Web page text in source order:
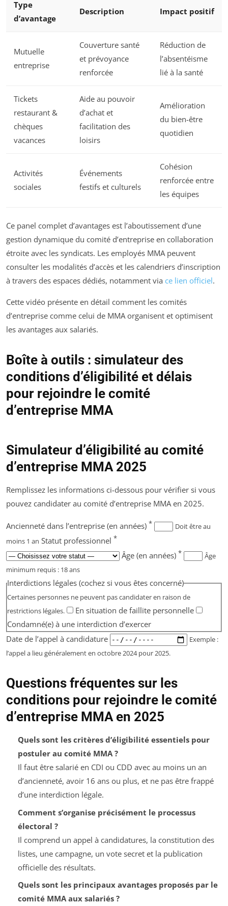
Type
d’avantage
Description Impact positif
Mutuelle
entreprise
Couverture santé
et prévoyance
renforcée
Réduction de
l’absentéisme
lié à la santé
Tickets
restaurant &
chèques
vacances
Aide au pouvoir
d’achat et
facilitation des
loisirs
Amélioration
du bien-être
quotidien
Activités
sociales
Événements
festifs et culturels
Cohésion
renforcée entre
les équipes
Ce panel complet d’avantages est l’aboutissement d’une
gestion dynamique du comité d’entreprise en collaboration
étroite avec les syndicats. Les employés MMA peuvent
consulter les modalités d’accès et les calendriers d’inscription
à travers des espaces dédiés, notamment via ce lien officiel.
Cette vidéo présente en détail comment les comités
d’entreprise comme celui de MMA organisent et optimisent
les avantages aux salariés.
Boîte à outils : simulateur des
conditions d’éligibilité et délais
pour rejoindre le comité
d’entreprise MMA
Simulateur d’éligibilité au comité
d’entreprise MMA 2025
Remplissez les informations ci-dessous pour vérifier si vous
pouvez candidater au comité d’entreprise MMA en 2025.
Ancienneté dans l’entreprise (en années) *
Doit être au
moins 1 an Statut professionnel *
Âge (en années) *
Âge
minimum requis : 18 ans
Interdictions légales (cochez si vous êtes concerné)
Certaines personnes ne peuvent pas candidater en raison de
restrictions légales.
En situation de faillite personnelle
Condamné(e) à une interdiction d’exercer
Date de l’appel à candidature
Exemple :
l’appel a lieu généralement en octobre 2024 pour 2025.
Questions fréquentes sur les
conditions pour rejoindre le comité
d’entreprise MMA en 2025
Quels sont les critères d’éligibilité essentiels pour
postuler au comité MMA ?
Il faut être salarié en CDI ou CDD avec au moins un an
d’ancienneté, avoir 16 ans ou plus, et ne pas être frappé
d’une interdiction légale.
Comment s’organise précisément le processus
électoral ?
Il comprend un appel à candidatures, la constitution des
listes, une campagne, un vote secret et la publication
officielle des résultats.
Quels sont les principaux avantages proposés par le
comité MMA aux salariés ?